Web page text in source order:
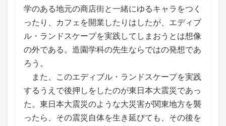
学のある地元の商店街と一緒にゆるキャラをつく
ったり、カフェを開業したりはしたが、エディブ
ル・ランドスケープを実践してしまおうとは想像
の外である。造園学科の先生ならではの発想であ
ろう。
また、このエディブル・ランドスケープを実践
するうえで後押しをしたのが東日本大震災であっ
た。東日本大震災のような大災害が関東地方を襲
ったら、その震災自体を生き延びても、その後を